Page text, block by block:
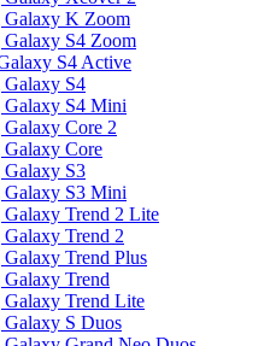
Galaxy K Zoom
Galaxy S4 Zoom
S4 Active
Galaxy S4
Galaxy S4 Mini
Galaxy Core 2
Galaxy Core
Galaxy S3
Galaxy S3 Mini
Galaxy Trend 2 Lite
Galaxy Trend 2
Galaxy Trend Plus
Galaxy Trend
Galaxy Trend Lite
Galaxy S Duos